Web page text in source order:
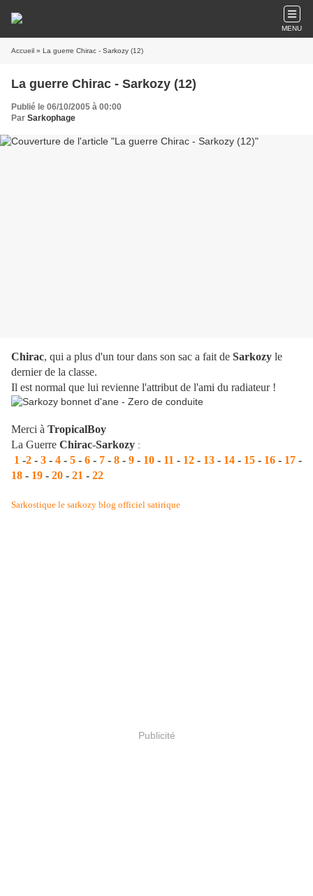
MENU
Accueil » La guerre Chirac - Sarkozy (12)
La guerre Chirac - Sarkozy (12)
Publié le 06/10/2005 à 00:00
Par Sarkophage
Chirac, qui a plus d'un tour dans son sac a fait de Sarkozy le
dernier de la classe.
Il est normal que lui revienne l'attribut de l'ami du radiateur !
Merci à TropicalBoy
La Guerre Chirac-Sarkozy :
1 -2 - 3 - 4 - 5 - 6 - 7 - 8 - 9 - 10 - 11 - 12 - 13 - 14 - 15 - 16 - 17 -
18 - 19 - 20 - 21 - 22
Sarkostique le sarkozy blog officiel satirique
Publicité